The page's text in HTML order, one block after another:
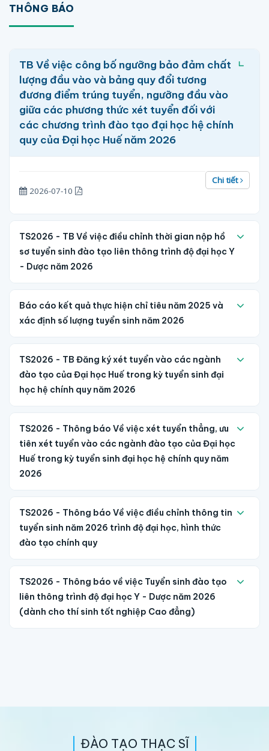
THÔNG BÁO
TB Về việc công bố ngưỡng bảo đảm chất
lượng đầu vào và bảng quy đổi tương
đương điểm trúng tuyển, ngưỡng đầu vào
giữa các phương thức xét tuyển đối với
các chương trình đào tạo đại học hệ chính
quy của Đại học Huế năm 2026
Chi tiết
2026-07-10
TS2026 - TB Về việc điều chỉnh thời gian nộp hồ
sơ tuyển sinh đào tạo liên thông trình độ đại học Y
- Dược năm 2026
Báo cáo kết quả thực hiện chỉ tiêu năm 2025 và
xác định số lượng tuyển sinh năm 2026
TS2026 - TB Đăng ký xét tuyển vào các ngành
đào tạo của Đại học Huế trong kỳ tuyển sinh đại
học hệ chính quy năm 2026
TS2026 - Thông báo Về việc xét tuyển thẳng, ưu
tiên xét tuyển vào các ngành đào tạo của Đại học
Huế trong kỳ tuyển sinh đại học hệ chính quy năm
2026
TS2026 - Thông báo Về việc điều chỉnh thông tin
tuyển sinh năm 2026 trình độ đại học, hình thức
đào tạo chính quy
TS2026 - Thông báo về việc Tuyển sinh đào tạo
liên thông trình độ đại học Y - Dược năm 2026
(dành cho thí sinh tốt nghiệp Cao đẳng)
ĐÀO TẠO THẠC SĨ